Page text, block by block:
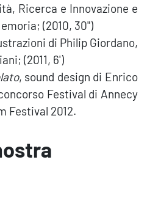
Ricerca e Innovazione e
(2010, 30")
di Philip Giordano,
(2011, 6')
, sound design di Enrico
Festival di Annecy
Festival 2012.